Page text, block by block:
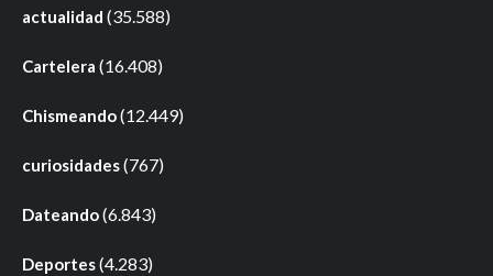
actualidad (35.588)
Cartelera (16.408)
Chismeando(12.449)
curiosidades(767)
Dateando(6.843)
Deportes(4.283)